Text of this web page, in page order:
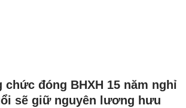
chức đóng BHXH 15 năm nghỉ
sẽ giữ nguyên lương hưu